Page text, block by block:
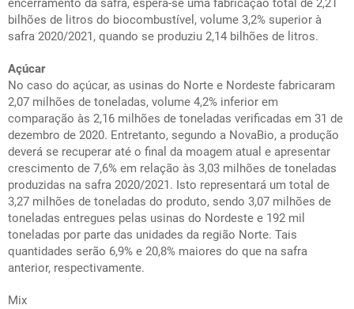
encerramento da safra, espera-se uma fabricação total de 2,21
bilhões de litros do biocombustível, volume 3,2% superior à
safra 2020/2021, quando se produziu 2,14 bilhões de litros.
Açúcar
No caso do açúcar, as usinas do Norte e Nordeste fabricaram
2,07 milhões de toneladas, volume 4,2% inferior em
comparação às 2,16 milhões de toneladas verificadas em 31 de
dezembro de 2020. Entretanto, segundo a NovaBio, a produção
deverá se recuperar até o final da moagem atual e apresentar
crescimento de 7,6% em relação às 3,03 milhões de toneladas
produzidas na safra 2020/2021. Isto representará um total de
3,27 milhões de toneladas do produto, sendo 3,07 milhões de
toneladas entregues pelas usinas do Nordeste e 192 mil
toneladas por parte das unidades da região Norte. Tais
quantidades serão 6,9% e 20,8% maiores do que na safra
anterior, respectivamente.
Mix